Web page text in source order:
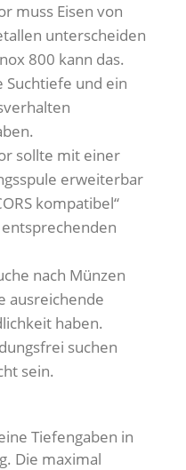
muss Eisen von
unterscheiden
800 kann das.
Suchtiefe und ein
sollte mit einer
erweiterbar
kompatibel“
nach Münzen
ausreichende
haben.
suchen
sein.
Tiefengaben in
Die maximal